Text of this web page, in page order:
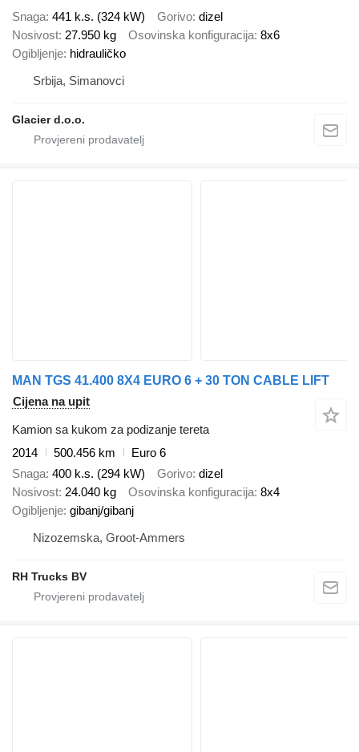
Snaga 441 k.s. (324 kW) Gorivo dizel
Nosivost 27.950 kg Osovinska konfiguracija 8x6
Ogibljenje hidrauličko
Srbija, Simanovci
Glacier d.o.o.
MAN TGS 41.400 8X4 EURO 6 + 30 TON CABLE LIFT
Cijena na upit
Kamion sa kukom za podizanje tereta
2014
500.456 km
Euro 6
Snaga 400 k.s. (294 kW) Gorivo dizel
Nosivost 24.040 kg Osovinska konfiguracija 8x4
Ogibljenje gibanj/gibanj
Nizozemska, Groot-Ammers
RH Trucks BV